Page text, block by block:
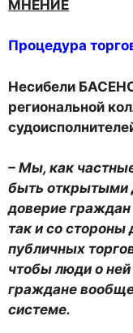
МНЕНИЕ
Процедура
Несибели
региональной
– Мы, как
быть открытыми
доверие
так и со
публичных
чтобы люди о
граждане
системе.